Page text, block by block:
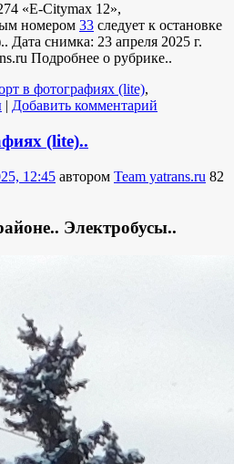
«E-Citymax 12»,
номером 33 следует к остановке
Дата снимка: 23 апреля 2025 г.
Подробнее о рубрике..
в фотографиях (lite),
| Добавить комментарий
(lite)..
12:45 автором Team yatrans.ru 82
Электробусы..